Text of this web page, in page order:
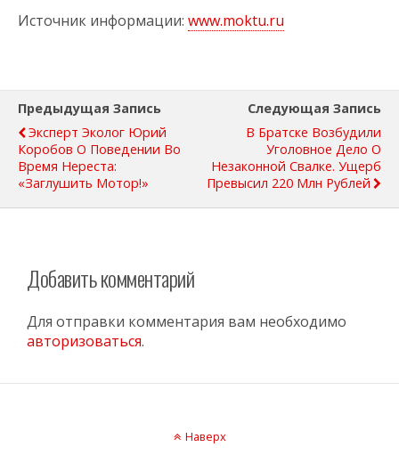
Источник информации: www.moktu.ru
Предыдущая Запись
Эксперт Эколог Юрий
Коробов О Поведении Во
Время Нереста:
«Заглушить Мотор!»
Следующая Запись
В Братске Возбудили
Уголовное Дело О
Незаконной Свалке. Ущерб
Превысил 220 Млн Рублей
Добавить комментарий
Для отправки комментария вам необходимо
авторизоваться.
Наверх